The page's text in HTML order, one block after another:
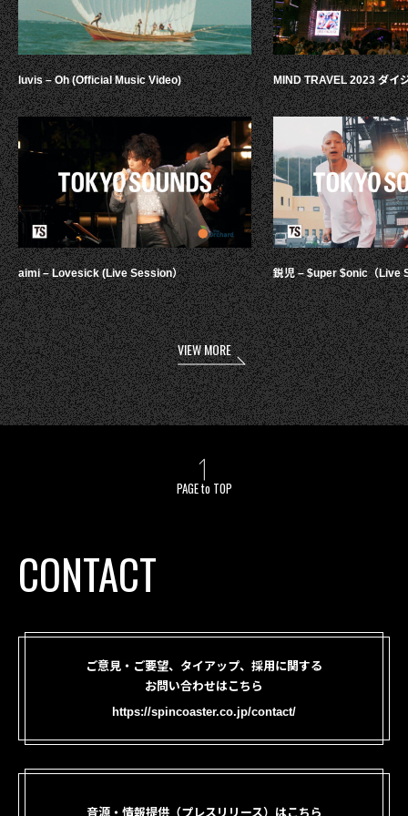
luvis – Oh (Official Music Video)
aimi – Lovesick (Live Session）
MIND TRAVEL 2023 ダイ
鋭児 – $uper $onic（Live
VIEW MORE
PAGE to TOP
CONTACT
ご意見・ご要望、タイアップ、採用に関する
お問い合わせはこちら
https://spincoaster.co.jp/contact/
音源・情報提供（プレスリリース）はこちら